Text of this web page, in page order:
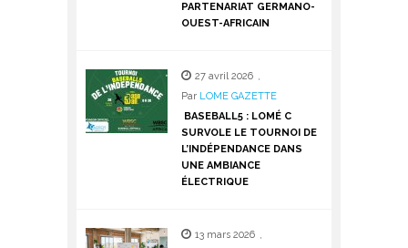
PARTENARIAT GERMANO-
OUEST-AFRICAIN
27 avril 2026 ,
Par LOME GAZETTE
BASEBALL5 : LOMÉ C
SURVOLE LE TOURNOI DE
L’INDÉPENDANCE DANS
UNE AMBIANCE
ÉLECTRIQUE
13 mars 2026 ,